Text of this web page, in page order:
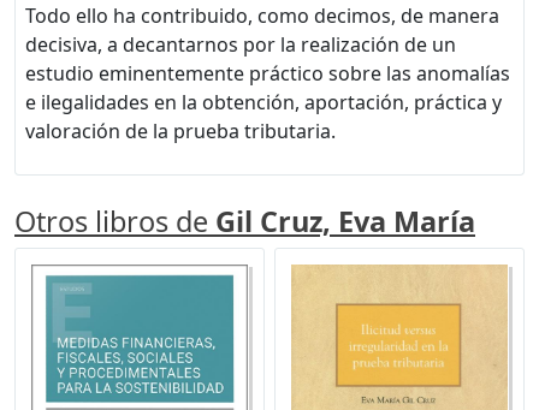
Todo ello ha contribuido, como decimos, de manera
decisiva, a decantarnos por la realización de un
estudio eminentemente práctico sobre las anomalías
e ilegalidades en la obtención, aportación, práctica y
valoración de la prueba tributaria.
Otros libros de Gil Cruz, Eva María